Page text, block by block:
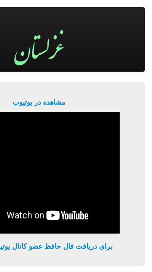
مشاهده در یوتیوب
برای دریافت فال حافظ عضو کانال